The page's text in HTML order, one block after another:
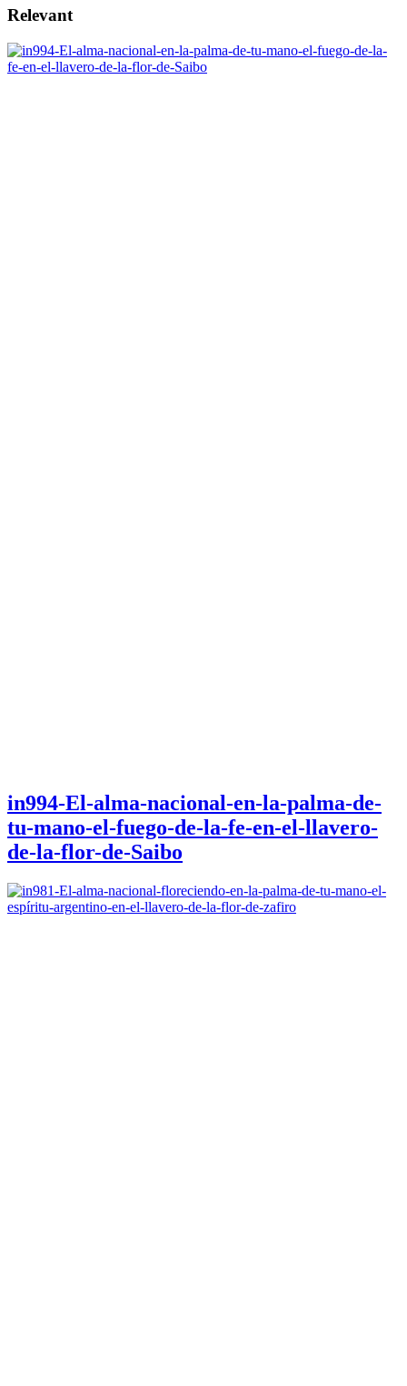
Relevant
in994-El-alma-nacional-en-la-palma-de-
tu-mano-el-fuego-de-la-fe-en-el-llavero-
de-la-flor-de-Saibo